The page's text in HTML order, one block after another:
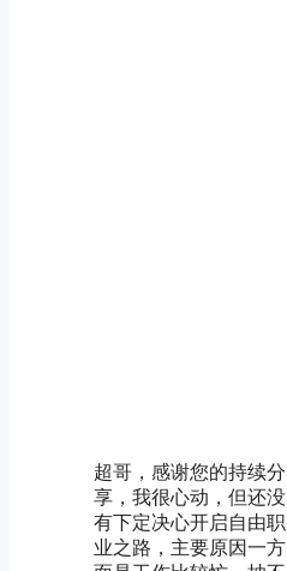
超哥，感谢您的持续分
享，我很心动，但还没
有下定决心开启自由职
业之路，主要原因一方